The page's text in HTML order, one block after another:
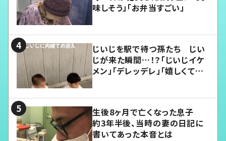
味しそう」「お弁当すごい」
じいじを駅で待つ孫たち じい
じが来た瞬間…！？「じいじイケ
メン」「デレッデレ」「嬉しくて可
生後8ヶ月で亡くなった息子
約3年半後、当時の妻の日記に
書いてあった本音とは